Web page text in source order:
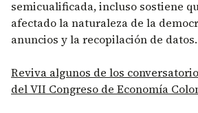
semicualificada, incluso sostiene
afectado la naturaleza de la
anuncios y la recopilación de datos.
Reviva algunos de los
del VII Congreso de Economía